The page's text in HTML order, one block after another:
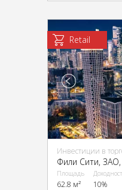
Retail
Инвестиции в
Площадь
62.8 м² 10%